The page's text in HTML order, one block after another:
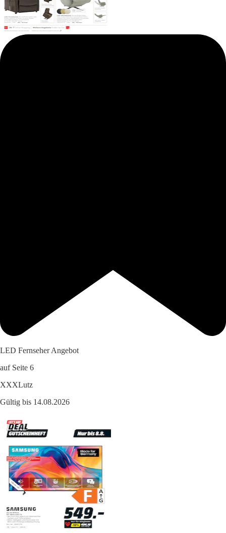
LED Fernseher Angebot
auf Seite 6
XXXLutz
Gültig bis 14.08.2026